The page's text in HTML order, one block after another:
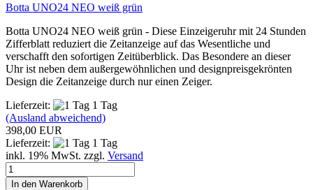
Botta UNO24 NEO weiß grün
Botta UNO24 NEO weiß grün - Diese Einzeigeruhr mit 24 Stunden
Zifferblatt reduziert die Zeitanzeige auf das Wesentliche und
verschafft den sofortigen Zeitüberblick. Das Besondere an dieser
Uhr ist neben dem außergewöhnlichen und designpreisgekrönten
Design die Zeitanzeige durch nur einen Zeiger.
Lieferzeit:
1 Tag
(Ausland abweichend)
398,00 EUR
Lieferzeit:
1 Tag
inkl. 19% MwSt. zzgl. Versand
In den Warenkorb